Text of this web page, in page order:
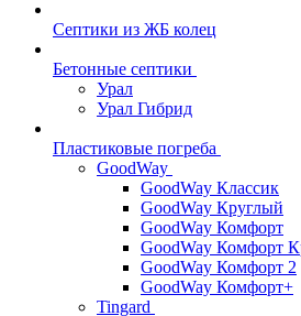
Септики из ЖБ колец
Бетонные септики
Урал
Урал Гибрид
Пластиковые погреба
GoodWay
GoodWay Классик
GoodWay Круглый
GoodWay Комфорт
GoodWay Комфорт
GoodWay Комфорт 2
GoodWay Комфорт+
Tingard